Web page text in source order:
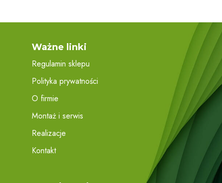
Ważne linki
Regulamin sklepu
Polityka prywatności
O firmie
Montaż i serwis
Realizacje
Kontakt